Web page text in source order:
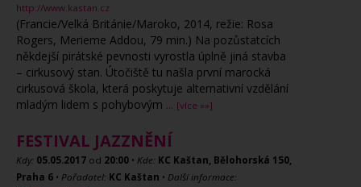
http://www.kastan.cz
(Francie/Velká Británie/Maroko, 2014, režie: Rosa
Rogers, Merieme Addou, 79 min.) Na pozůstatcích
někdejší pirátské pevnosti vyrostla úplně jiná stavba
– cirkusový stan. Útočiště tu našla první marocká
cirkusová škola, která poskytuje alternativní vzdělání
mladým lidem s pohybovým ... [více »»]
FESTIVAL JAZZNĚNÍ
Kdy: 05.05.2017 od 20:00 • Kde: KC Kaštan, Bělohorská 150,
Praha 6 • Pořadatel: KC Kaštan • Další informace: